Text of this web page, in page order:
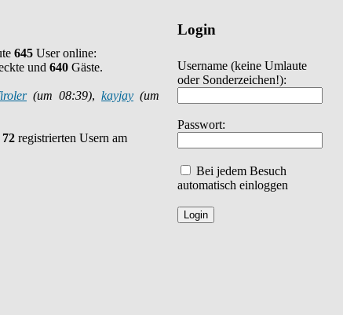
Login
Username (keine Umlaute
oder Sonderzeichen!):
Passwort:
Bei jedem Besuch
automatisch einloggen
645 User online:
und 640 Gäste.
(um 08:39), kayjay (um
72 registrierten Usern am